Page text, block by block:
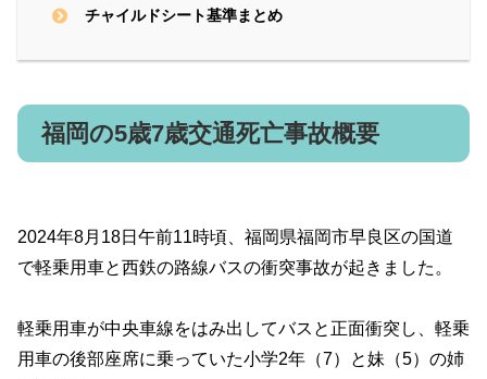
チャイルドシート基準まとめ
福岡の5歳7歳交通死亡事故概要
2024年8月18日午前11時頃、福岡県福岡市早良区の国道
で軽乗用車と西鉄の路線バスの衝突事故が起きました。
軽乗用車が中央車線をはみ出してバスと正面衝突し、軽乗
用車の後部座席に乗っていた小学2年（7）と妹（5）の姉